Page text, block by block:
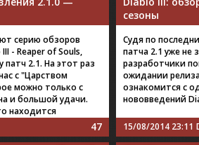
серию обзоров
- Reaper of Souls,
патч 2.1. На этот раз
с "Царством
можно только с
и большой удачи.
находится
47
сезоны
Судя по
патча 2.1 уже не
разработчики
ожидании
ознакомится с
нововведений
15/08/2014 23:11